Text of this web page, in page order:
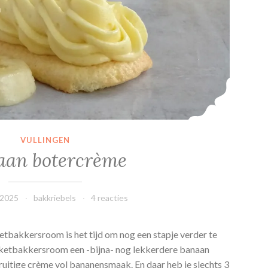
r
j
e
VULLINGEN
botercrème
bakkriebels 4 reacties
is het tijd om nog een stapje verder te
een -bijna- nog lekkerdere banaan
crème vol bananensmaak. En daar heb je slechts 3